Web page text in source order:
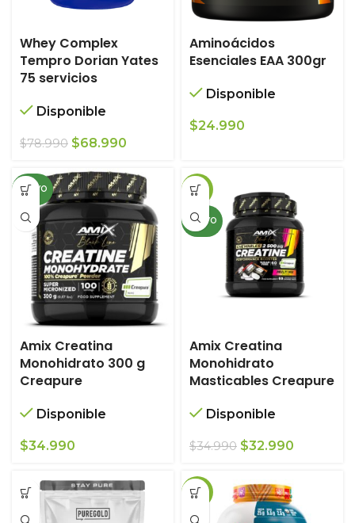
Whey Complex
Tempro Dorian Yates
75 servicios
Disponible
$78.990 El
original
era:
$78.990.
$68.990
actual
es:
$68.990.
Aminoácidos
Esenciales EAA 300gr
Disponible
$24.990
NUEVO
Amix Creatina
Monohidrato 300 g
Creapure
Disponible
$34.990
-6%
NUEVO
Amix Creatina
Monohidrato
Masticables Creapure
Disponible
$34.990 El
original
era:
$34.990.
$32.990
$32.990.
-12%